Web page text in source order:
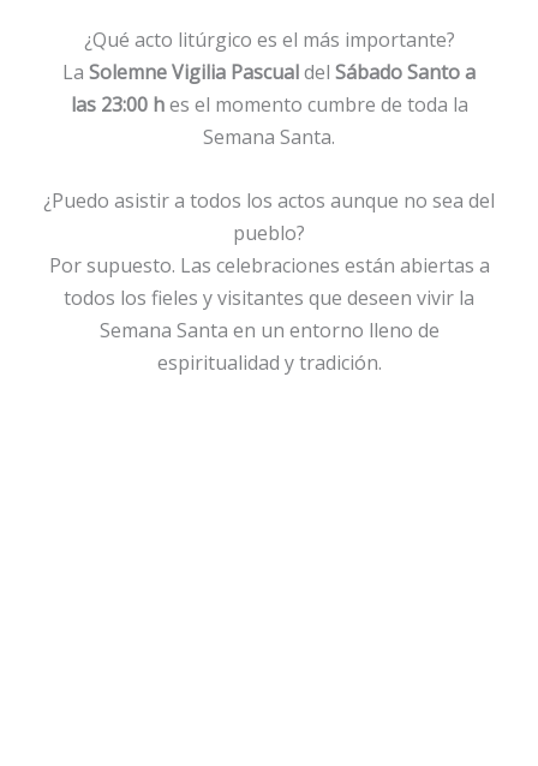
¿Qué acto litúrgico es el más importante?
La Solemne Vigilia Pascualdel Sábado Santo a
las 23:00 hes el momento cumbre de toda la
Semana Santa.
¿Puedo asistir a todos los actos aunque no sea del
pueblo?
Por supuesto. Las celebraciones están abiertas a
todos los fieles y visitantes que deseen vivir la
Semana Santa en un entorno lleno de
espiritualidad y tradición.